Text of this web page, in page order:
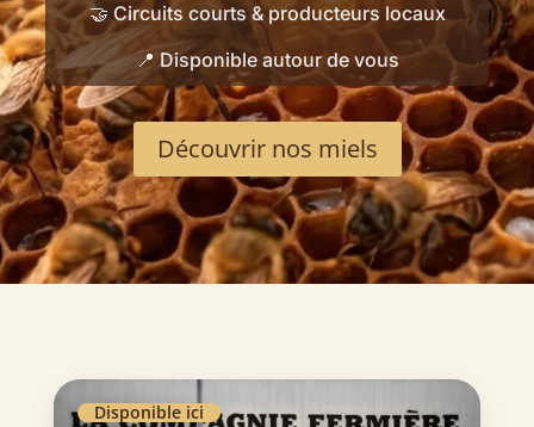
🤝 Circuits courts & producteurs locaux
📍 Disponible autour de vous
Découvrir nos miels